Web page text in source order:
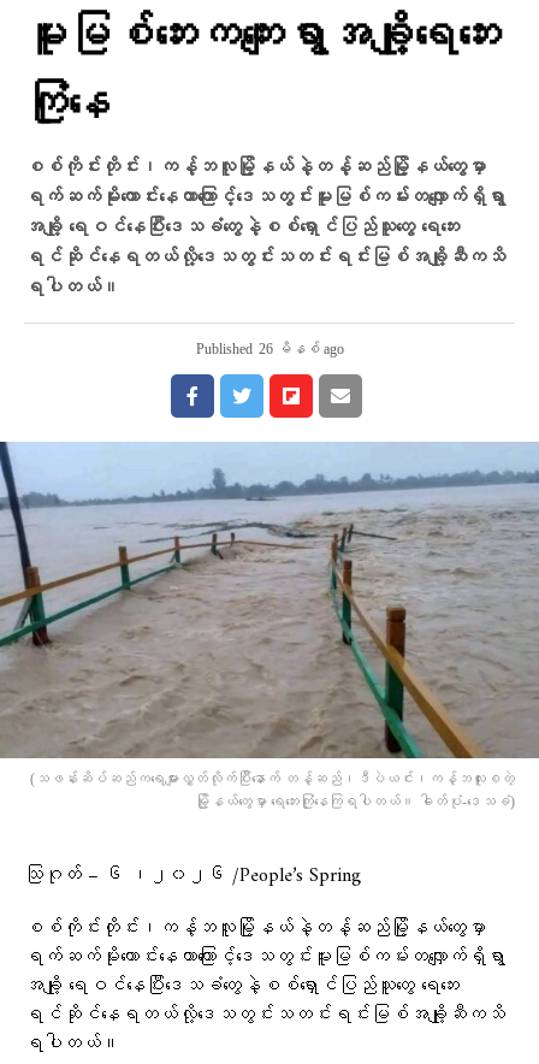
မူးမြစ်ဘေးကကျေးရွာအချို့ရေဘေး
ကြုံနေ
စစ်ကိုင်းတိုင်း၊ကန့်ဘလူမြို့နယ်နဲ့တန့်ဆည်မြို့နယ်တွေမှာ
ရက်ဆက်မိုးကောင်းနေတာကြောင့်ဒေသတွင်းမူးမြစ်ကမ်းတလျှောက်ရှိရွာ
အချို့ ရေဝင်နေပြီးဒေသခံတွေနဲ့စစ်ရှောင်ပြည်သူတွေ ရေဘေး
ရင်ဆိုင်နေရတယ်လို့ဒေသတွင်းသတင်းရင်းမြစ်အချို့ဆီကသိ
ရပါတယ်။
Published 26 မိနစ် ago
(သဖန်းဆိပ်ဆည်က​ရေများလွှတ်လိုက်ပြီး​နောက် တန့်ဆည်၊ဒီပဲယင်း၊ကန့်ဘလူးစတဲ့
မြို့နယ်​တွေမှာ ​ရေ​ဘေးကြုံ​နေကြရပါတယ်။ ဓါတ်ပုံ-​ဒေသခံ)
သြဂုတ် – ၆ ၊၂၀၂၆ /People’s Spring
စစ်ကိုင်းတိုင်း၊ကန့်ဘလူမြို့နယ်နဲ့တန့်ဆည်မြို့နယ်တွေမှာ
ရက်ဆက်မိုးကောင်းနေတာကြောင့်ဒေသတွင်းမူးမြစ်ကမ်းတလျှောက်ရှိရွာ
အချို့ ရေဝင်နေပြီးဒေသခံတွေနဲ့စစ်ရှောင်ပြည်သူတွေ ရေဘေး
ရင်ဆိုင်နေရတယ်လို့ဒေသတွင်းသတင်းရင်းမြစ်အချို့ဆီကသိ
ရပါတယ်။